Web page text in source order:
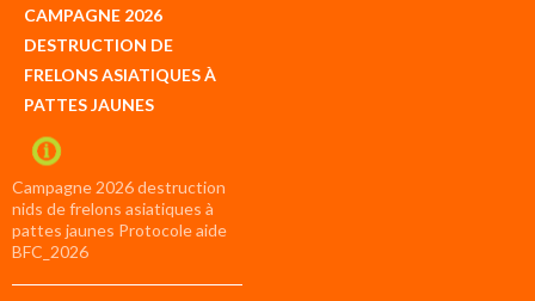
CAMPAGNE 2026
DESTRUCTION DE
FRELONS ASIATIQUES À
PATTES JAUNES
Campagne 2026 destruction
nids de frelons asiatiques à
pattes jaunes Protocole aide
BFC_2026